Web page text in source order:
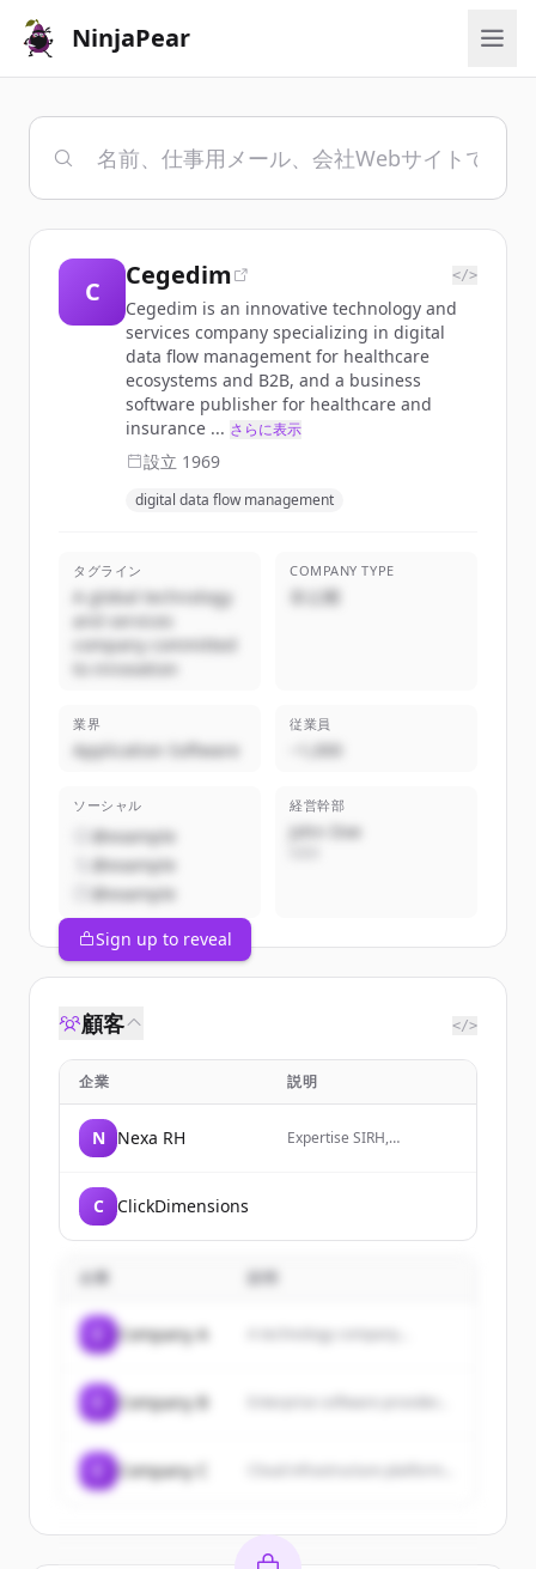
NinjaPear
C
Cegedim </>
Cegedim is an innovative technology and
services company specializing in digital
data flow management for healthcare
ecosystems and B2B, and a business
software publisher for healthcare and
insurance ... さらに表示
設立 1969
digital data flow management
タグライン
A global technology
and services
company committed
to innovation
COMPANY TYPE
非公開
業界
Application Software
従業員
~1,000
ソーシャル
@example
@example
@example
経営幹部
John Doe
Sign up to reveal
顧客 </>
企業 説明
N Nexa RH
Expertise SIRH,
solution RH, talent et
C ClickDimensions
企業
Company A A technology company...
Company B
Company C